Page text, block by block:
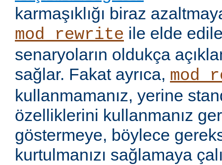
karmaşıklığı biraz
mod_rewrite ile elde
senaryoların oldukça
sağlar. Fakat ayrıca,
kullanmamanız, yerine
özelliklerini kullanmanız
göstermeye, böylece
kurtulmanızı sağlamaya